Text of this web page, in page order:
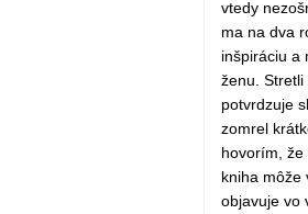
vtedy
ma na dva
inšpiráciu a
ženu.
potvrdzuje
zomrel
hovorím,
kniha môže
objavuje vo